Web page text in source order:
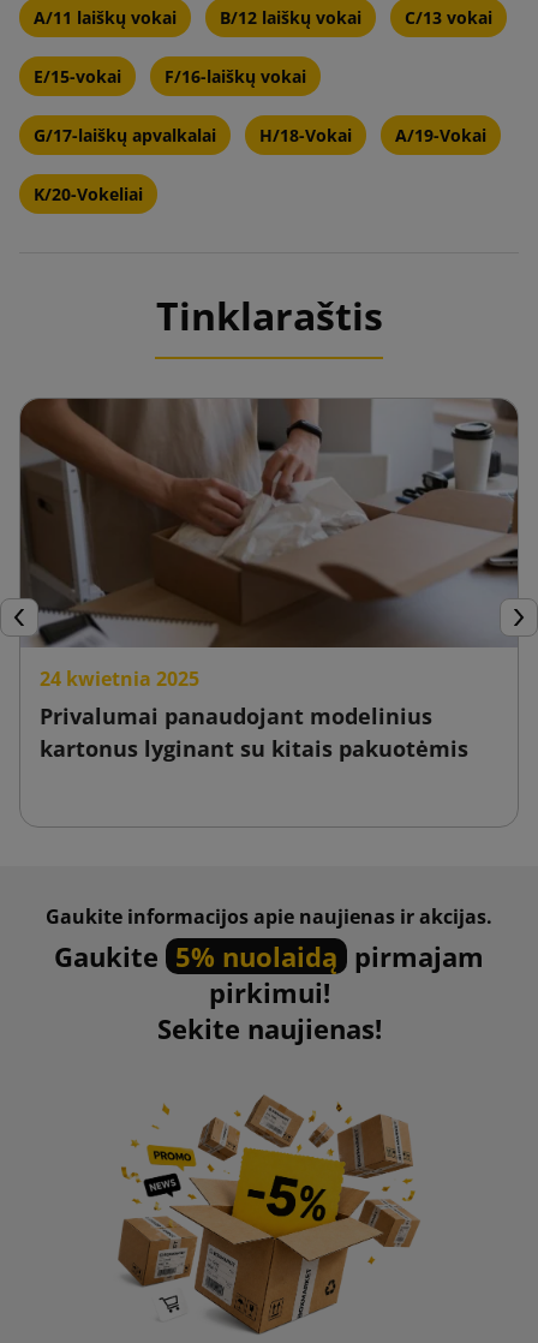
A/11 laiškų vokai B/12 laiškų vokai C/13 vokai
E/15-vokai F/16-laiškų vokai
G/17-laiškų apvalkalai H/18-Vokai A/19-Vokai
K/20-Vokeliai
Tinklaraštis
Ankstesnis
24 kwietnia 2025
Privalumai panaudojant modelinius
kartonus lyginant su kitais pakuotėmis
Gaukite informacijos apie naujienas ir akcijas.
Gaukite 5% nuolaidą pirmajam
pirkimui!
Sekite naujienas!